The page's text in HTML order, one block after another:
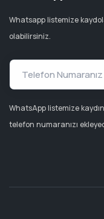
Whatsapp listemize
olabilirsiniz.
WhatsApp listemize
telefon numaranızı